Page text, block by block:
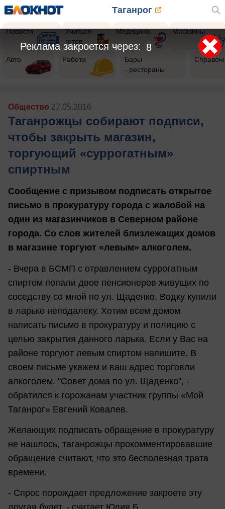
Таганрог
Новости
Учиться
готов
Медицина Магазины
Авто Работа
Бары
- рестораны
Общество 27.05.2016
Таганрожцы собирают подписи,
чтобы закрыть магазин,
торгующий «суррогатным»
спиртным
Сообщение с призывом подписать открытое
письмо в прокуратуру города с жалобой на
один из магазинчиков в Северном районе
города. Со слов жителей близлежащих домов
в магазине торгуют «левым» алкоголем.
- Вчера в БСМП с отравлением суррогатным
спиртом попали двое пенсионеров живущих по
соседству со мной по ул. Щаденко. Водку купили
в ларьке неподалеку. Хотим всем домом
написать письмо в прокуратуру и полицию с
целью закрытия данного ларька. Если у Вас на
районе торгуют левым спиртом напишите. В
своем письме укажем и ваш адрес торговли
алкоголем. "Совет дома по ул. Щаденко", -
обратился к горожанам участник группы «Мой
Таганрог» Евгений Ковалев.
Желающих подписать обращение в прокуратуру
не нашлось, таганрожцы прокомментировавшие
обращение считают, что это бесполезная трата
времени.
- Спрос порождает предложение закроете эту
5
Реклама закроется через: